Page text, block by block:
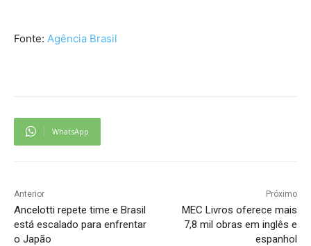
Fonte: Agência Brasil
WhatsApp
Anterior
Ancelotti repete time e Brasil
está escalado para enfrentar
o Japão
Próximo
MEC Livros oferece mais
7,8 mil obras em inglês e
espanhol